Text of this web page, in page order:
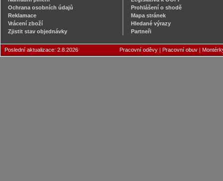
Ochrana osobních údajů
Reklamace
Vrácení zboží
Zjistit stav objednávky
Prohlášení o shodě
Mapa stránek
Hledané výrazy
Partneři
Poslední aktualizace: 2.8.2026 Pracovní oděvy Pracovní obuv